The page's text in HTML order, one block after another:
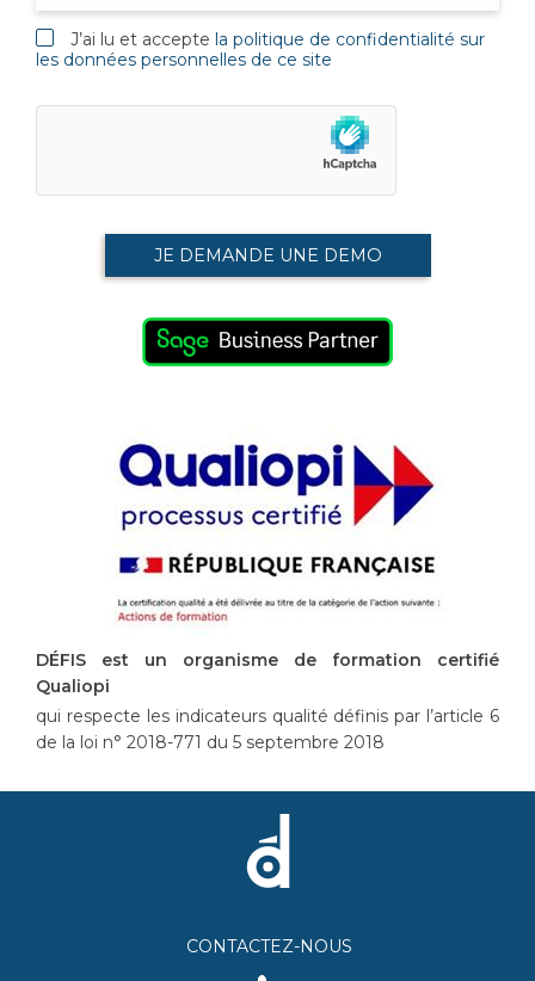
J’ai lu et accepte la politique de confidentialité sur
les données personnelles de ce site
DÉFIS est un organisme de formation certifié
Qualiopi
qui respecte les indicateurs qualité définis par l’article 6
de la loi n° 2018-771 du 5 septembre 2018
CONTACTEZ-NOUS